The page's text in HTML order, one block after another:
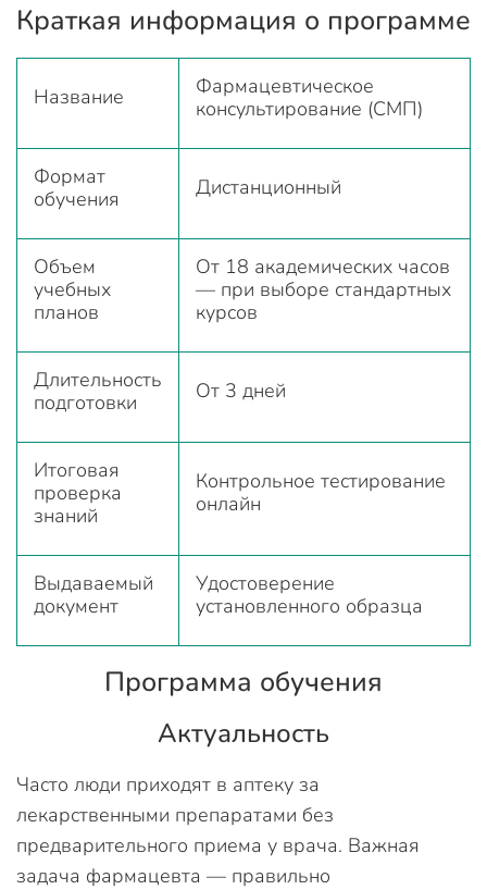
Краткая информация о программе
Название
Фармацевтическое
консультирование (СМП)
Формат
обучения
Дистанционный
Объем
учебных
планов
От 18 академических часов
— при выборе стандартных
курсов
Длительность
подготовки
От 3 дней
Итоговая
проверка
знаний
Контрольное тестирование
онлайн
Выдаваемый
документ
Удостоверение
установленного образца
Программа обучения
Актуальность
Часто люди приходят в аптеку за
лекарственными препаратами без
предварительного приема у врача. Важная
задача фармацевта — правильно